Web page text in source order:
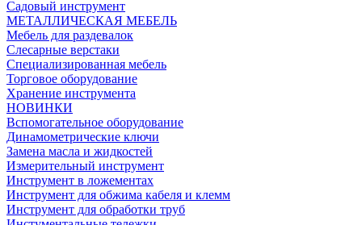
Садовый инструмент
МЕТАЛЛИЧЕСКАЯ МЕБЕЛЬ
Мебель для раздевалок
Слесарные верстаки
Специализированная мебель
Торговое оборудование
Хранение инструмента
НОВИНКИ
Вспомогательное оборудование
Динамометрические ключи
Замена масла и жидкостей
Измерительный инструмент
Инструмент в ложементах
Инструмент для обжима кабеля и клемм
Инструмент для обработки труб